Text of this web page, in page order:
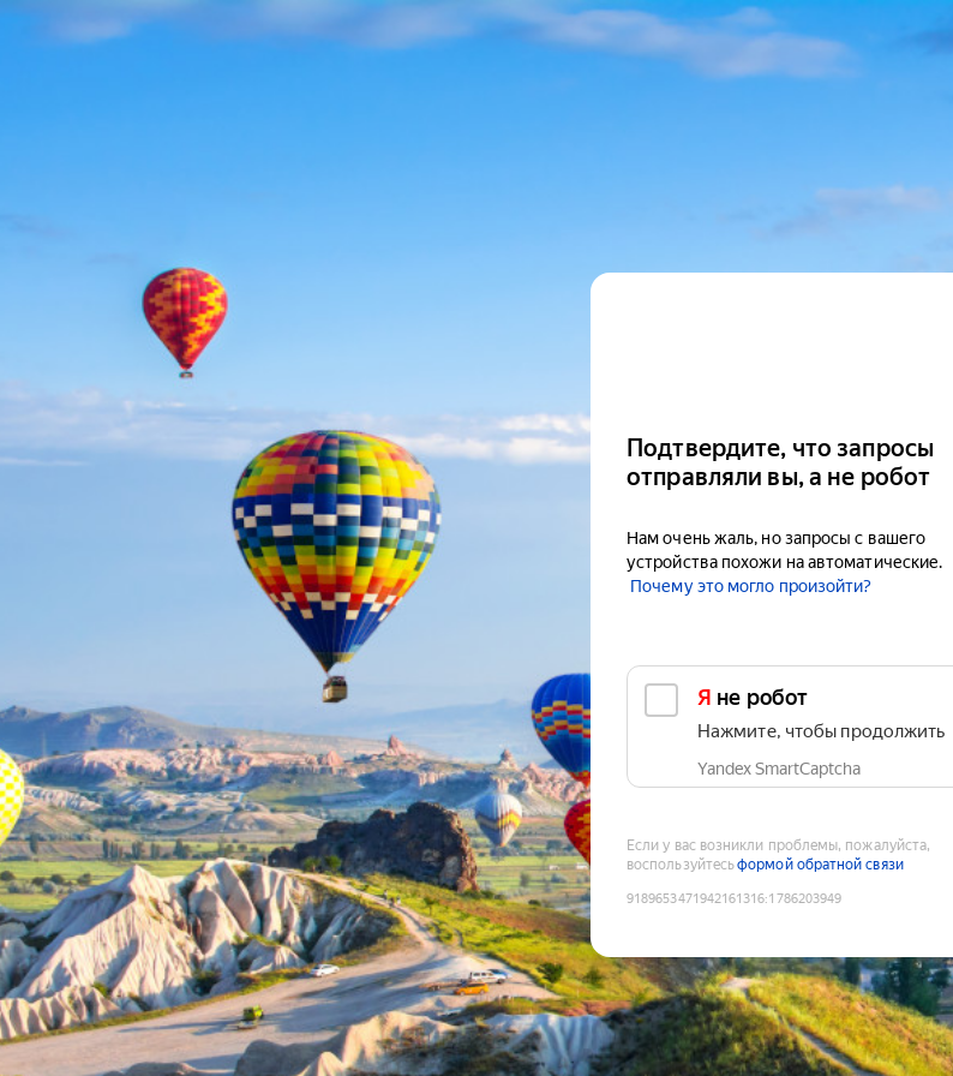
Подтвердите, что запросы
отправляли вы, а не робот
Нам очень жаль, но запросы с вашего
устройства похожи на автоматические.
Почему это могло произойти?
Я не робот
Нажмите, чтобы продолжить
Yandex SmartCaptcha
Если у вас возникли проблемы, пожалуйста,
воспользуйтесьформой обратной связи
9189653471942161316:1786203949